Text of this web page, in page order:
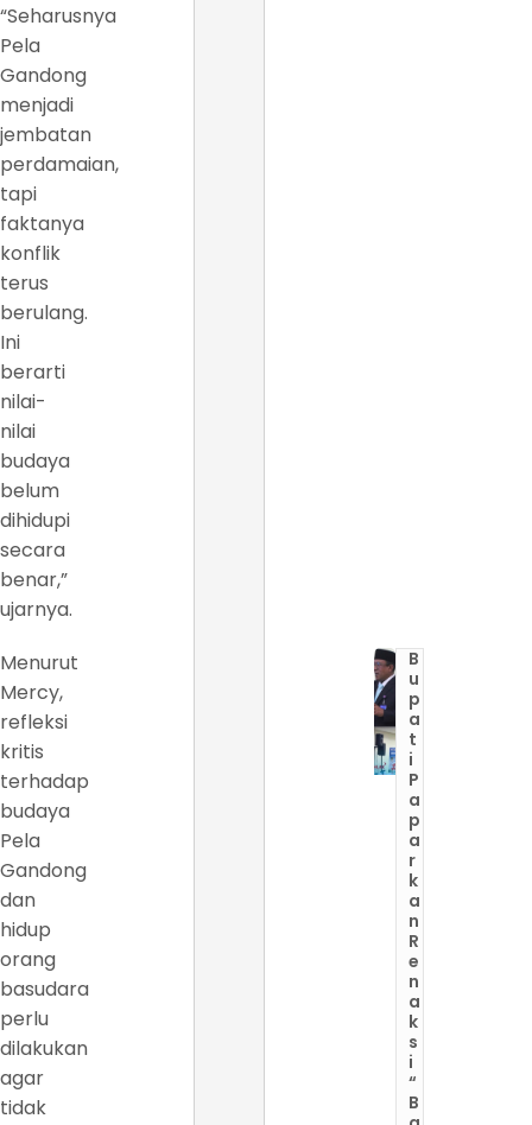
“Seharusnya
Pela
Gandong
menjadi
jembatan
perdamaian,
tapi
faktanya
konflik
terus
berulang.
Ini
berarti
nilai-
nilai
budaya
belum
dihidupi
secara
benar,”
ujarnya.
Menurut
Mercy,
refleksi
kritis
terhadap
budaya
Pela
Gandong
dan
hidup
orang
basudara
perlu
dilakukan
agar
tidak
B
u
p
a
t
i
P
a
p
a
r
k
a
n
R
e
n
a
k
s
i
“
B